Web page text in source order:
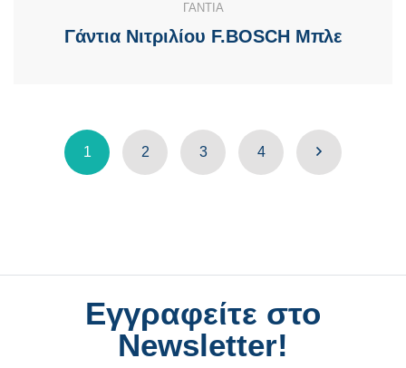
ΓΑΝΤΙΑ
Γάντια Νιτριλίου F.BOSCH Μπλε
1 2 3 4
Εγγραφείτε στο
Newsletter!